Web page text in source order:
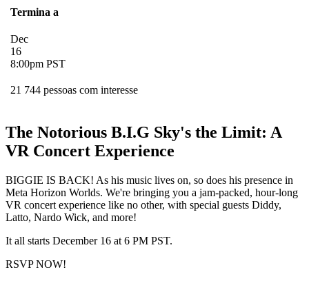
Termina a
Dec
16
8:00pm PST
21 744 pessoas com interesse
The Notorious B.I.G Sky's the Limit: A
VR Concert Experience
BIGGIE IS BACK! As his music lives on, so does his presence in
Meta Horizon Worlds. We're bringing you a jam-packed, hour-long
VR concert experience like no other, with special guests Diddy,
Latto, Nardo Wick, and more!
It all starts December 16 at 6 PM PST.
RSVP NOW!